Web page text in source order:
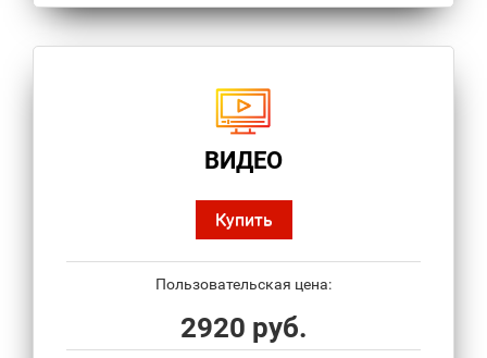
ВИДЕО
Купить
Пользовательская цена:
2920 руб.